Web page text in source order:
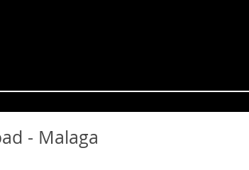
- Malaga